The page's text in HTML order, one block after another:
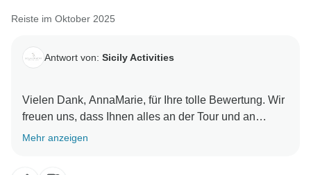
Reiste im Oktober 2025
Antwort von: Sicily Activities
Vielen Dank, AnnaMarie, für Ihre tolle Bewertung. Wir
freuen uns, dass Ihnen alles an der Tour und an
Mehr anzeigen